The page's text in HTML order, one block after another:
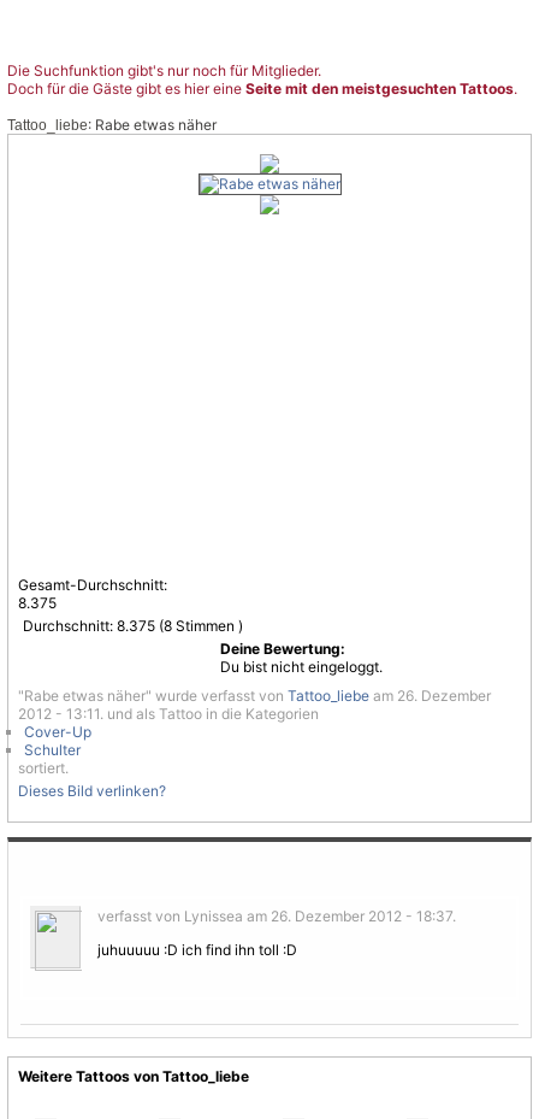
Die Suchfunktion gibt's nur noch für Mitglieder.
Doch für die Gäste gibt es hier eine Seite mit den meistgesuchten Tattoos.
Tattoo_liebe: Rabe etwas näher
Gesamt-Durchschnitt:
8.375
Durchschnitt: 8.375 (8 Stimmen )
Deine Bewertung:
Du bist nicht eingeloggt.
"Rabe etwas näher" wurde verfasst von Tattoo_liebe am 26. Dezember
2012 - 13:11. und als Tattoo in die Kategorien
Cover-Up
Schulter
sortiert.
Dieses Bild verlinken?
verfasst von Lynissea am 26. Dezember 2012 - 18:37.
juhuuuuu :D ich find ihn toll :D
Weitere Tattoos von Tattoo_liebe